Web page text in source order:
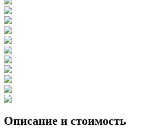
Описание и стоимость